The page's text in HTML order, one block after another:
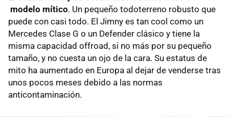
modelo mítico. Un pequeño todoterreno robusto que
puede con casi todo. El Jimny es tan cool como un
Mercedes Clase G o un Defender clásico y tiene la
misma capacidad offroad, si no más por su pequeño
tamaño, y no cuesta un ojo de la cara. Su estatus de
mito ha aumentado en Europa al dejar de venderse tras
unos pocos meses debido a las normas
anticontaminación.